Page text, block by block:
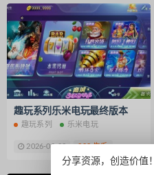
趣玩系列乐米电玩最终版本
趣玩系列 乐米电玩
2026-08-03 298 牛毛
分享资源，创造价值！